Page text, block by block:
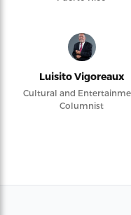
Luisito Vigoreaux
Cultural and
Columnist